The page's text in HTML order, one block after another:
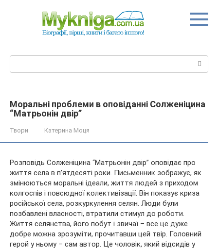
Моральні проблеми в оповіданні Солженіцина
“Матрьонін двір”
Твори Катерина Моця
Розповідь Солженіцина “Матрьонін двір” оповідає про
життя села в п’ятдесяті роки. Письменник зображує, як
змінюються моральні ідеали, життя людей з приходом
колгоспів і повсюдної колективізації. Він показує криза
російської села, розкуркулення селян. Люди були
позбавлені власності, втратили стимул до роботи.
Життя селянства, його побут і звичаї – все це дуже
добре можна зрозуміти, прочитавши цей твір. Головний
герой у ньому – сам автор. Це чоловік, який відсидів у